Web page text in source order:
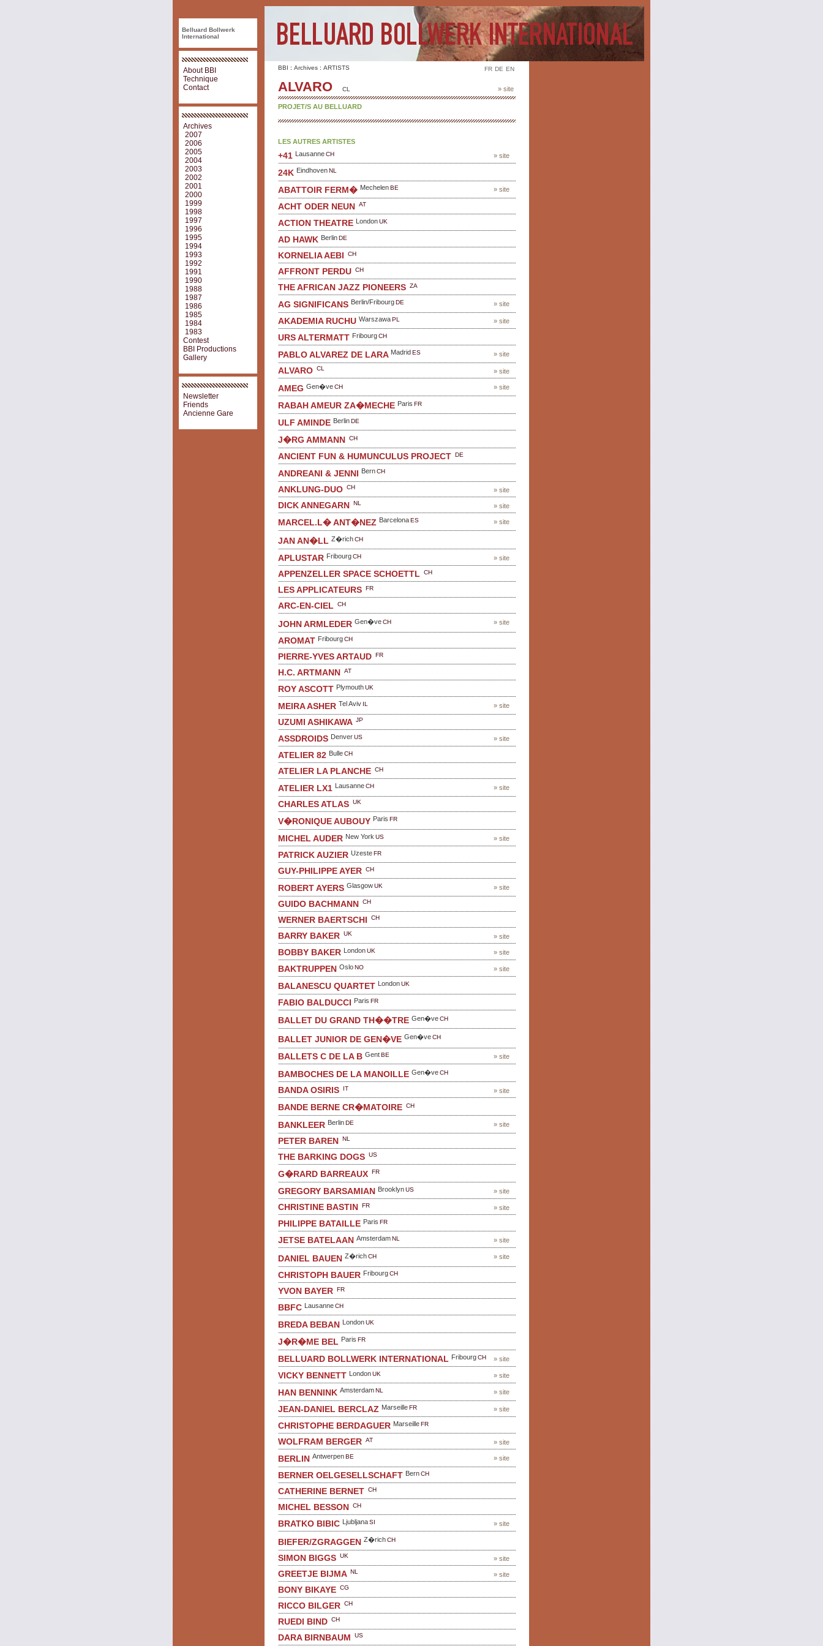
FR DE EN
BBI : Archives : ARTISTS
» site
ALVARO CL
PROJET/S AU BELLUARD
LES AUTRES ARTISTES
» site
+41 LausanneCH
24K EindhovenNL
» site
ABATTOIR FERM� MechelenBE
ACHT ODER NEUN AT
ACTION THEATRE LondonUK
AD HAWK BerlinDE
KORNELIA AEBI CH
AFFRONT PERDU CH
THE AFRICAN JAZZ PIONEERS ZA
» site
AG SIGNIFICANS Berlin/FribourgDE
» site
AKADEMIA RUCHU WarszawaPL
URS ALTERMATT FribourgCH
» site
PABLO ALVAREZ DE LARA Madrid ES
» site
ALVARO CL
» site
AMEG Gen�veCH
RABAH AMEUR ZA�MECHE Paris FR
ULF AMINDE BerlinDE
J�RG AMMANN CH
ANCIENT FUN & HUMUNCULUS PROJECT DE
ANDREANI & JENNI BernCH
» site
ANKLUNG-DUO CH
» site
DICK ANNEGARN NL
» site
MARCEL.L� ANT�NEZ BarcelonaES
JAN AN�LL Z�richCH
» site
APLUSTAR FribourgCH
APPENZELLER SPACE SCHOETTL CH
LES APPLICATEURS FR
ARC-EN-CIEL CH
» site
JOHN ARMLEDER Gen�veCH
AROMAT FribourgCH
PIERRE-YVES ARTAUD FR
H.C. ARTMANN AT
ROY ASCOTT PlymouthUK
» site
MEIRA ASHER Tel Aviv IL
UZUMI ASHIKAWA JP
» site
ASSDROIDS DenverUS
ATELIER 82 BulleCH
ATELIER LA PLANCHE CH
» site
ATELIER LX1 LausanneCH
CHARLES ATLAS UK
V�RONIQUE AUBOUY Paris FR
» site
MICHEL AUDER New York US
PATRICK AUZIER UzesteFR
GUY-PHILIPPE AYER CH
» site
ROBERT AYERS GlasgowUK
GUIDO BACHMANN CH
WERNER BAERTSCHI CH
» site
BARRY BAKER UK
» site
BOBBY BAKER LondonUK
» site
BAKTRUPPEN OsloNO
BALANESCU QUARTET LondonUK
FABIO BALDUCCI Paris FR
BALLET DU GRAND TH��TRE Gen�veCH
BALLET JUNIOR DE GEN�VE Gen�veCH
» site
BALLETS C DE LA B GentBE
BAMBOCHES DE LA MANOILLE Gen�veCH
» site
BANDA OSIRIS IT
BANDE BERNE CR�MATOIRE CH
» site
BANKLEER BerlinDE
PETER BAREN NL
THE BARKING DOGS US
G�RARD BARREAUX FR
» site
GREGORY BARSAMIAN BrooklynUS
» site
CHRISTINE BASTIN FR
PHILIPPE BATAILLE Paris FR
» site
JETSE BATELAAN AmsterdamNL
» site
DANIEL BAUEN Z�richCH
CHRISTOPH BAUER FribourgCH
YVON BAYER FR
BBFC LausanneCH
BREDA BEBAN LondonUK
J�R�ME BEL Paris FR
» site
BELLUARD BOLLWERK INTERNATIONAL FribourgCH
» site
VICKY BENNETT LondonUK
» site
HAN BENNINK Amsterdam NL
» site
JEAN-DANIEL BERCLAZ MarseilleFR
CHRISTOPHE BERDAGUER MarseilleFR
» site
WOLFRAM BERGER AT
» site
BERLIN Antwerpen BE
BERNER OELGESELLSCHAFT BernCH
CATHERINE BERNET CH
MICHEL BESSON CH
» site
BRATKO BIBIC LjubljanaSI
BIEFER/ZGRAGGEN Z�richCH
» site
SIMON BIGGS UK
» site
GREETJE BIJMA NL
BONY BIKAYE CG
RICCO BILGER CH
RUEDI BIND CH
DARA BIRNBAUM US
Belluard Bollwerk
International
About BBI
Technique
Contact
Archives
2007
2006
2005
2004
2003
2002
2001
2000
1999
1998
1997
1996
1995
1994
1993
1992
1991
1990
1988
1987
1986
1985
1984
1983
Contest
BBI Productions
Gallery
Newsletter
Friends
Ancienne Gare